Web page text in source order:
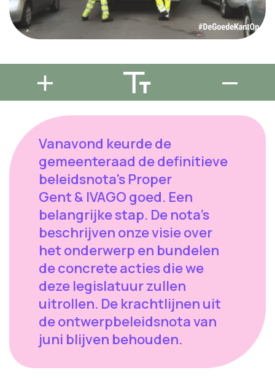
Vanavond keurde de
gemeenteraad de definitieve
beleidsnota's Proper
Gent & IVAGO goed. Een
belangrijke stap. De nota's
beschrijven onze visie over
het onderwerp en bundelen
de concrete acties die we
deze legislatuur zullen
uitrollen. De krachtlijnen uit
de ontwerpbeleidsnota van
juni blijven behouden.